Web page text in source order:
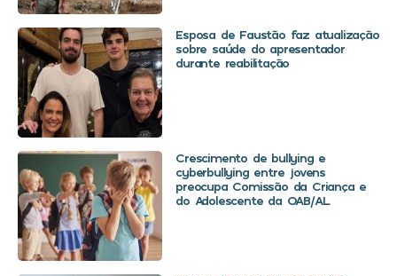
Esposa de Faustão faz atualização
sobre saúde do apresentador
durante reabilitação
Crescimento de bullying e
cyberbullying entre jovens
preocupa Comissão da Criança e
do Adolescente da OAB/AL